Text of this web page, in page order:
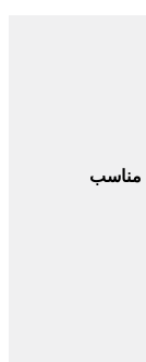
مناسب